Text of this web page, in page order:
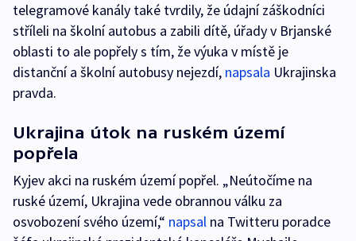
telegramové kanály také tvrdily, že údajní záškodníci
stříleli na školní autobus a zabili dítě, úřady v Brjanské
oblasti to ale popřely s tím, že výuka v místě je
distanční a školní autobusy nejezdí, napsala Ukrajinska
pravda.
Ukrajina útok na ruském území
popřela
Kyjev akci na ruském území popřel. „Neútočíme na
ruské území, Ukrajina vede obrannou válku za
osvobození svého území,“ napsal na Twitteru poradce